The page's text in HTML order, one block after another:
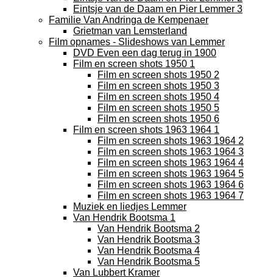
Eintsje van de Daam en Pier Lemmer 3
Familie Van Andringa de Kempenaer
Grietman van Lemsterland
Film opnames - Slideshows van Lemmer
DVD Even een dag terug in 1900
Film en screen shots 1950 1
Film en screen shots 1950 2
Film en screen shots 1950 3
Film en screen shots 1950 4
Film en screen shots 1950 5
Film en screen shots 1950 6
Film en screen shots 1963 1964 1
Film en screen shots 1963 1964 2
Film en screen shots 1963 1964 3
Film en screen shots 1963 1964 4
Film en screen shots 1963 1964 5
Film en screen shots 1963 1964 6
Film en screen shots 1963 1964 7
Muziek en liedjes Lemmer
Van Hendrik Bootsma 1
Van Hendrik Bootsma 2
Van Hendrik Bootsma 3
Van Hendrik Bootsma 4
Van Hendrik Bootsma 5
Van Lubbert Kramer